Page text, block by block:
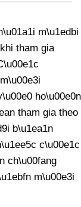
m\u1edbi
tham gia
ho\u00e0n
tham gia theo
b\u1ea1n
c\u00e1c
ch\u00fang
m\u00e3i